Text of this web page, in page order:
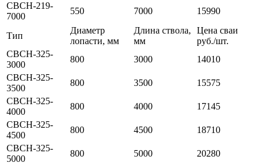
СВСН-219-
7000
550 7000 15990
Тип
Диаметр
лопасти, мм
Длина ствола,
мм
Цена сваи
руб./шт.
СВСН-325-
3000
800 3000
14010
СВСН-325-
3500
800 3500
15575
СВСН-325-
4000
800 4000
17145
СВСН-325-
4500
800 4500
18710
СВСН-325-
5000
800 5000
20280